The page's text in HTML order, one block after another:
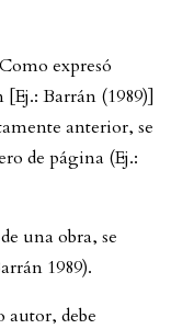
expresó
Barrán (1989)]
anterior, se
de página (Ej.:
una obra, se
1989).
autor, debe